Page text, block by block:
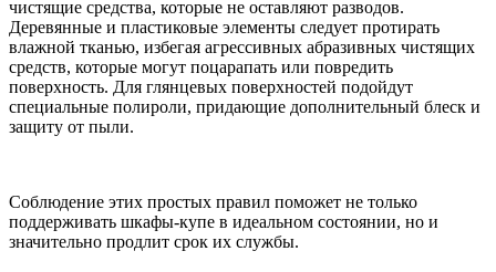
чистящие средства, которые не оставляют разводов.
Деревянные и пластиковые элементы следует протирать
влажной тканью, избегая агрессивных абразивных чистящих
средств, которые могут поцарапать или повредить
поверхность. Для глянцевых поверхностей подойдут
специальные полироли, придающие дополнительный блеск и
защиту от пыли.
Соблюдение этих простых правил поможет не только
поддерживать шкафы-купе в идеальном состоянии, но и
значительно продлит срок их службы.